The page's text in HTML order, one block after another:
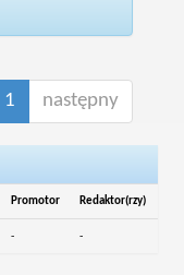
1 następny
Promotor Redaktor(rzy)
- -